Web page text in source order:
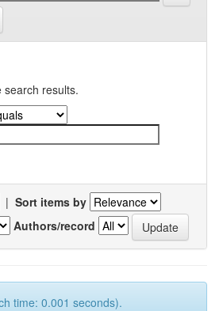
search results.
| Sort items by
Authors/record
time: 0.001 seconds).